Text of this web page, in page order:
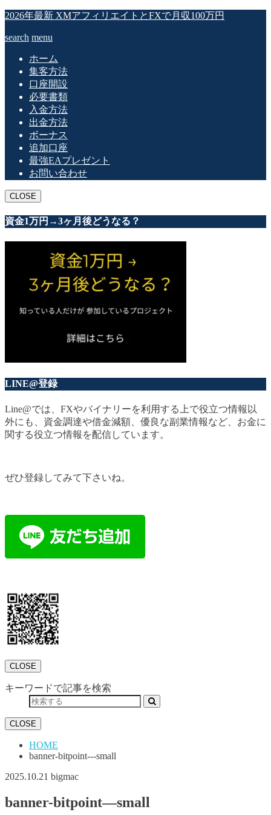
2026年最新 XMアフィリエイトとFXで月収100万円
search menu
ホーム
集客方法
口座開設
必要書類
入金方法
出金方法
ボーナス
追加口座
最強EAプレゼント
お問い合わせ
CLOSE
資金1万円→3ヶ月後どうなる？
LINE@登録
Line@では、FXやバイナリーを利用する上で役立つ情報以
外にも、資金調達や借金減額、優良な副業情報など、お金に
関する役立つ情報を配信しています。
ぜひ登録してみて下さいね。
CLOSE
キーワードで記事を検索
CLOSE
HOME
banner-bitpoint---small
2025.10.21 bigmac
banner-bitpoint—small